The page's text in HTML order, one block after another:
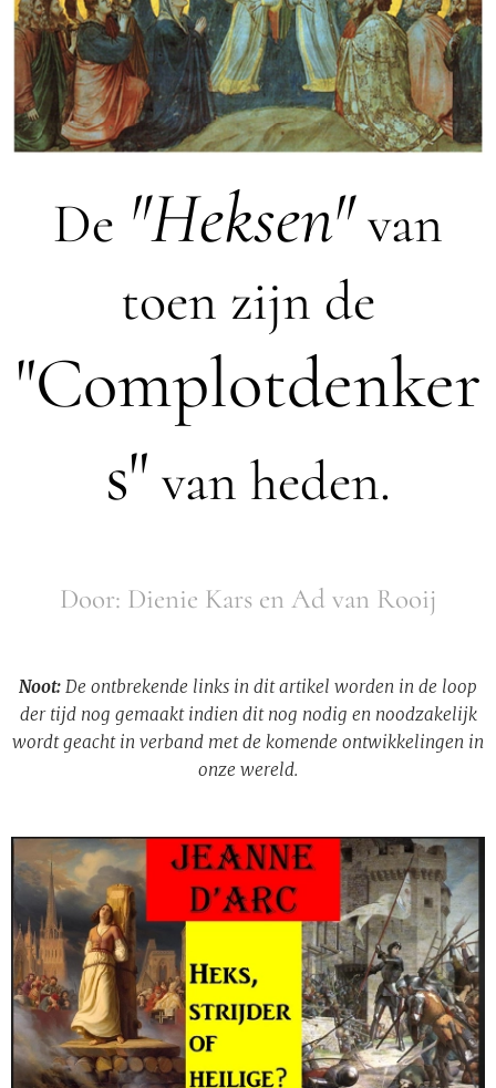
De "Heksen"van
toen zijn de
"Complotdenker
s" van heden.
Door: Dienie Kars en Ad van Rooij
Noot: De ontbrekende links in dit artikel worden in de loop
der tijd nog gemaakt indien dit nog nodig en noodzakelijk
wordt geacht in verband met de komende ontwikkelingen in
onze wereld.